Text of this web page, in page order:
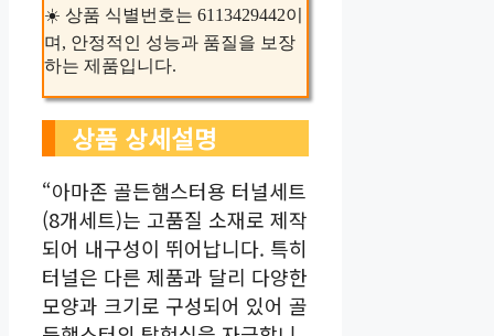
☀️ 상품 식별번호는 6113429442이
며, 안정적인 성능과 품질을 보장
하는 제품입니다.
상품 상세설명
“아마존 골든햄스터용 터널세트
(8개세트)는 고품질 소재로 제작
되어 내구성이 뛰어납니다. 특히
터널은 다른 제품과 달리 다양한
모양과 크기로 구성되어 있어 골